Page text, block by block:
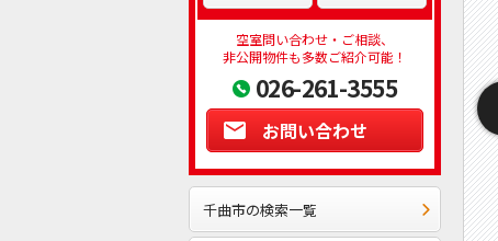
空室問い合わせ・ご相談、
非公開物件も多数ご紹介可能！
026-261-3555
お問い合わせ
千曲市の検索一覧